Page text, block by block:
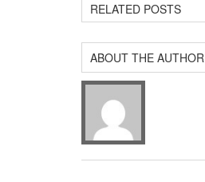
RELATED POSTS
ABOUT THE AUTHOR